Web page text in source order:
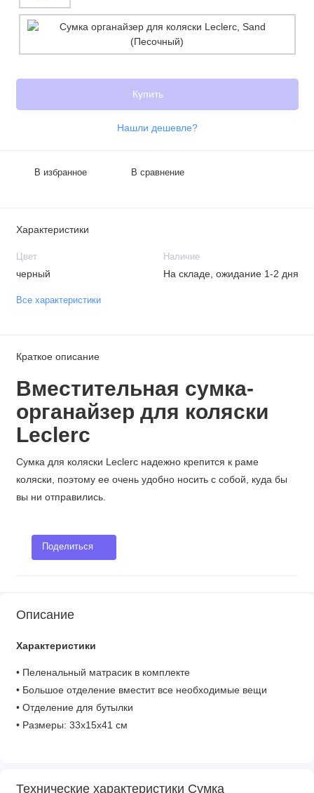
Купить
Нашли дешевле?
В избранное В сравнение
Характеристики
Цвет
черный
Наличие
На складе, ожидание 1-2 дня
Все характеристики
Краткое описание
Вместительная сумка-
органайзер для коляски
Leclerc
Сумка для коляски Leclerc надежно крепится к раме
коляски, поэтому ее очень удобно носить с собой, куда бы
вы ни отправились.
Поделиться
Описание
Характеристики
• Пеленальный матрасик в комплекте
• Большое отделение вместит все необходимые вещи
• Отделение для бутылки
• Размеры: 33х15х41 см
Технические характеристики Сумка